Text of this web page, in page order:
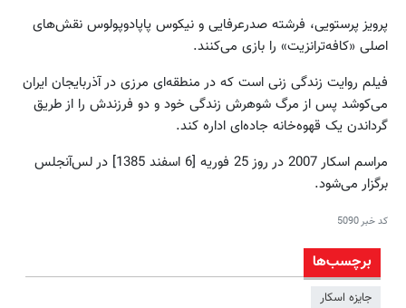
پرویز پرستویی، فرشته صدرعرفایی و نیکوس پاپادوپولوس نقش‌های
اصلی «کافه‌ترانزیت» را بازی می‌کنند.
فیلم روایت زندگی زنی است که در منطقه‌ای مرزی در آذربایجان ایران
می‌کوشد پس از مرگ شوهرش زندگی خود و دو فرزندش را از طریق
گرداندن یک قهوه‌خانه جاده‌ای اداره کند.
مراسم اسکار 2007 در روز 25 فوریه [6 اسفند 1385] در لس‌آنجلس
برگزار می‌شود.
کد خبر5090
برچسب‌ها
جایزه اسکار